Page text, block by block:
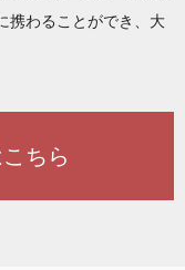
携わることができ、大
ちら